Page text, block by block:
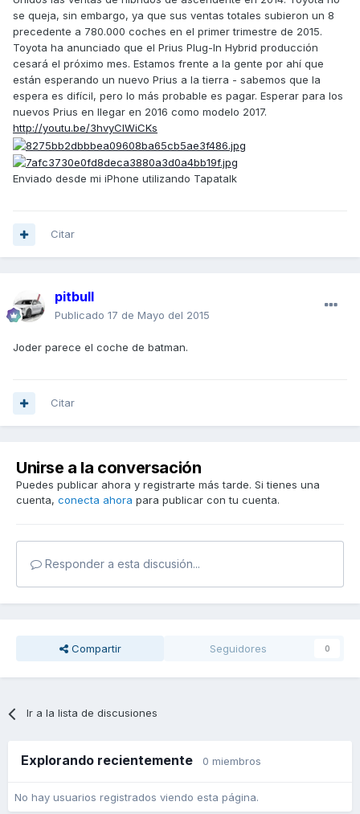
se queja, sin embargo, ya que sus ventas totales subieron un 8
precedente a 780.000 coches en el primer trimestre de 2015.
Toyota ha anunciado que el Prius Plug-In Hybrid producción
cesará el próximo mes. Estamos frente a la gente por ahí que
están esperando un nuevo Prius a la tierra - sabemos que la
espera es difícil, pero lo más probable es pagar. Esperar para los
nuevos Prius en llegar en 2016 como modelo 2017.
http://youtu.be/3hvyCIWiCKs
Enviado desde mi iPhone utilizando Tapatalk
Citar
pitbull
Publicado 17 de Mayo del 2015
Joder parece el coche de batman.
Citar
Unirse a la conversación
Puedes publicar ahora y registrarte más tarde. Si tienes una
cuenta, conecta ahora para publicar con tu cuenta.
Responder a esta discusión...
Compartir Seguidores 0
Ir a la lista de discusiones
Explorando recientemente 0 miembros
No hay usuarios registrados viendo esta página.